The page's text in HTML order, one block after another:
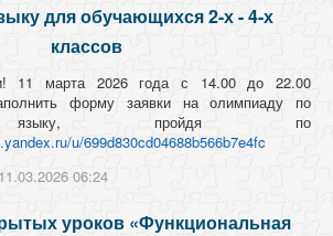
для обучающихся 2-х - 4-х
классов
11 марта 2026 года с 14.00 до 22.00
форму заявки на олимпиаду по
языку, пройдя по
u/699d830cd04688b566b7e4fc
06:24
уроков «Функциональная